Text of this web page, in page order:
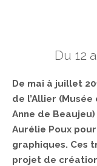
Du 12
De mai à juillet
de l’Allier
Anne de
Aurélie Poux
graphiques. Ces
projet de